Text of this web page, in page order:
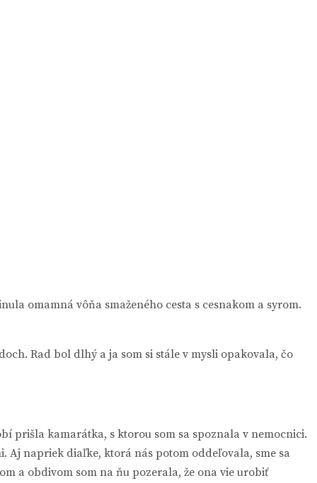
omamná vôňa smaženého cesta s cesnakom a syrom.
Rad bol dlhý a ja som si stále v mysli opakovala, čo
prišla kamarátka, s ktorou som sa spoznala v nemocnici.
Aj napriek diaľke, ktorá nás potom oddeľovala, sme sa
a obdivom som na ňu pozerala, že ona vie urobiť